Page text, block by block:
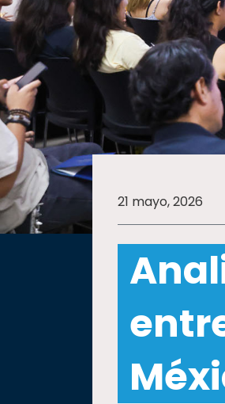
I+D+I EXPERTOS
SALUD
SUSTENTABILIDAD
TEMAS
Oferta
educativa
Internacionalización
21 mayo, 2026